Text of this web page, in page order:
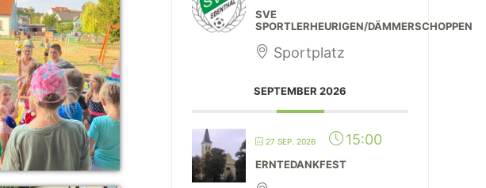
SVE
SPORTLERHEURIGEN/DÄMMERSCHOPPEN
Sportplatz
SEPTEMBER 2026
27 SEP. 2026 15:00
ERNTEDANKFEST